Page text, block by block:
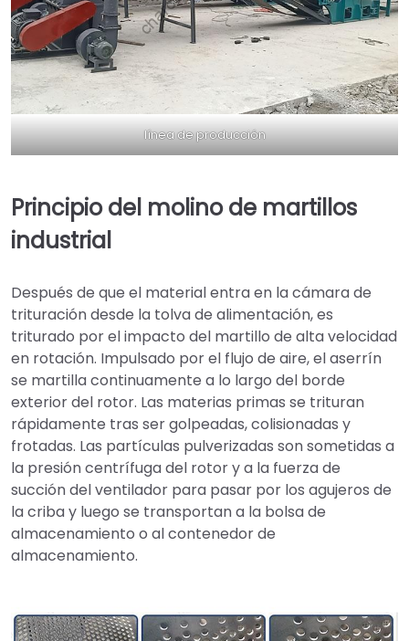
línea de producción
Principio del molino de martillos
industrial
Después de que el material entra en la cámara de
trituración desde la tolva de alimentación, es
triturado por el impacto del martillo de alta velocidad
en rotación. Impulsado por el flujo de aire, el aserrín
se martilla continuamente a lo largo del borde
exterior del rotor. Las materias primas se trituran
rápidamente tras ser golpeadas, colisionadas y
frotadas. Las partículas pulverizadas son sometidas a
la presión centrífuga del rotor y a la fuerza de
succión del ventilador para pasar por los agujeros de
la criba y luego se transportan a la bolsa de
almacenamiento o al contenedor de
almacenamiento.